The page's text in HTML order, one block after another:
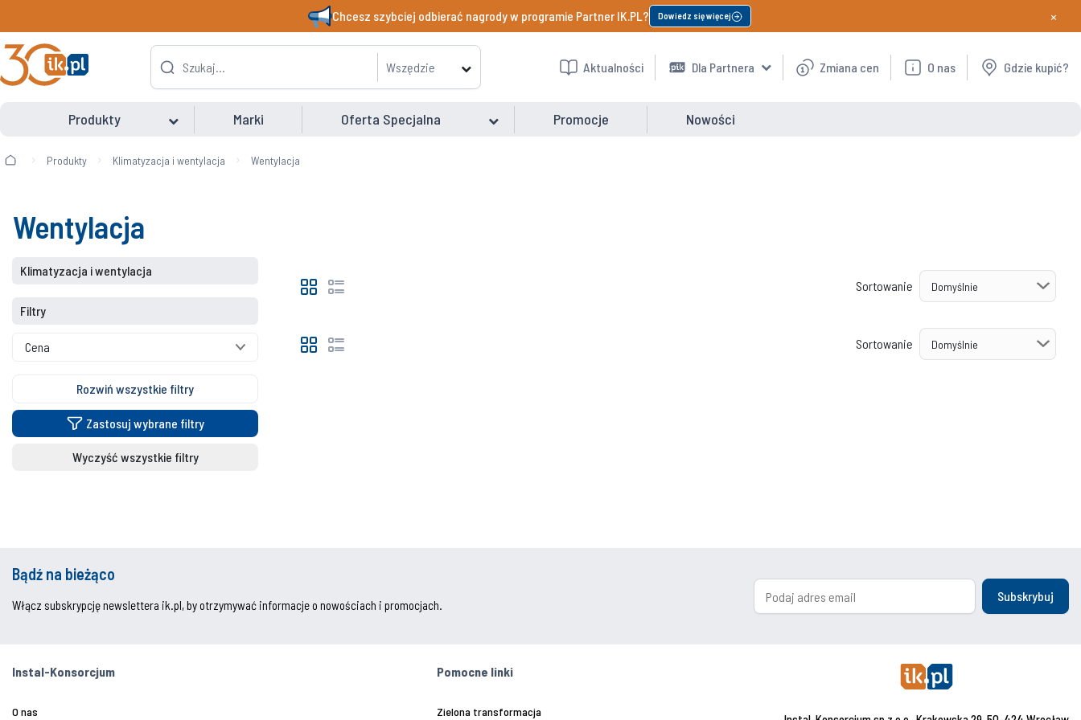
Chcesz szybciej odbierać nagrody w programie Partner IK.PL? Dowiedz się więcej ×
Wszędzie Aktualności Dla Partnera Zmiana cen O nas Gdzie kupić?
Produkty Marki Oferta Specjalna Promocje Nowości
Produkty Klimatyzacja i wentylacja Wentylacja
Wentylacja
Klimatyzacja i wentylacja
Filtry
Cena
Rozwiń wszystkie filtry
Zastosuj wybrane filtry
Wyczyść wszystkie filtry
Sortowanie
Sortowanie
Bądź na bieżąco
Włącz subskrypcję newslettera ik.pl, by otrzymywać informacje o nowościach i promocjach.
Subskrybuj
Instal-Konsorcjum
O nas
Pomocne linki
Zielona transformacja